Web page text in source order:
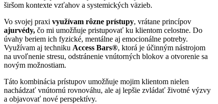
širšom kontexte vzťahov a systemických väzieb.
Vo svojej praxi využívam rôzne prístupy, vrátane princípov
ajurvédy, čo mi umožňuje pristupovať ku klientom celostne. Do
úvahy beriem ich fyzické, mentálne aj emocionálne potreby.
Využívam aj techniku Access Bars®, ktorá je účinným nástrojom
na uvoľnenie stresu, odstránenie vnútorných blokov a otvorenie sa
novým možnostiam.
Táto kombinácia prístupov umožňuje mojim klientom nielen
nachádzať vnútornú rovnováhu, ale aj lepšie zvládať životné výzvy
a objavovať nové perspektívy.